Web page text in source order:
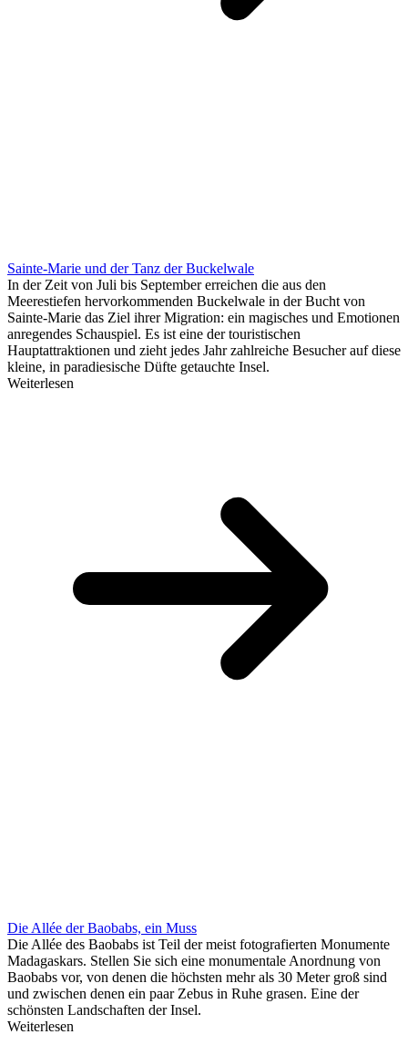
Sainte-Marie und der Tanz der Buckelwale
In der Zeit von Juli bis September erreichen die aus den
Meerestiefen hervorkommenden Buckelwale in der Bucht von
Sainte-Marie das Ziel ihrer Migration: ein magisches und Emotionen
anregendes Schauspiel. Es ist eine der touristischen
Hauptattraktionen und zieht jedes Jahr zahlreiche Besucher auf diese
kleine, in paradiesische Düfte getauchte Insel.
Weiterlesen
Die Allée der Baobabs, ein Muss
Die Allée des Baobabs ist Teil der meist fotografierten Monumente
Madagaskars. Stellen Sie sich eine monumentale Anordnung von
Baobabs vor, von denen die höchsten mehr als 30 Meter groß sind
und zwischen denen ein paar Zebus in Ruhe grasen. Eine der
schönsten Landschaften der Insel.
Weiterlesen